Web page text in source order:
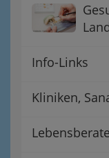
Info-Links
Kliniken,